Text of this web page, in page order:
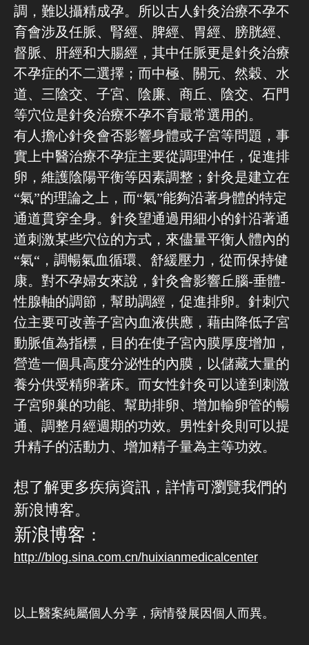
調，難以攝精成孕。所以古人針灸治療不孕不
育會涉及任脈、腎經、脾經、胃經、膀胱經、
督脈、肝經和大腸經，其中任脈更是針灸治療
不孕症的不二選擇；而中極、關元、然穀、水
道、三陰交、子宮、陰廉、商丘、陰交、石門
等穴位是針灸治療不孕不育最常選用的。
有人擔心針灸會否影響身體或子宮等問題，事
實上中醫治療不孕症主要從調理沖任，促進排
卵，維護陰陽平衡等因素調整 ；針灸是建立在
“氣”的理論之上，而“氣”能夠沿著身體的特定
通道貫穿全身。針灸望通過用細小的針沿著通
道刺激某些穴位的方式，來儘量平衡人體內的
“氣“，調暢氣血循環、舒緩壓力，從而保持健
康。對不孕婦女來說，針灸會影響丘腦-垂體-
性腺軸的調節，幫助調經，促進排卵。針刺穴
位主要可改善子宮內血液供應，藉由降低子宮
動脈值為指標，目的在使子宮內膜厚度增加，
營造一個具高度分泌性的內膜，以儲藏大量的
養分供受精卵著床。 而女性針灸可以達到刺激
子宮卵巢的功能、幫助排卵、增加輸卵管的暢
通、調整月經週期的功效。男性針灸則可以提
升精子的活動力、增加精子量為主等功效。
想了解更多疾病資訊，詳情可瀏覽我們的
新浪博客。
新浪博客 ：
http://blog.sina.com.cn/huixianmedicalcenter
以上醫案純屬個人分享，病情發展因個人而異。